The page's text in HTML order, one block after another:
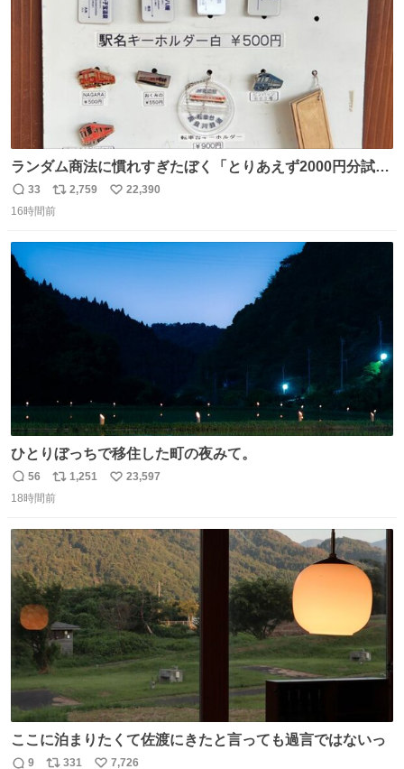
ランダム商法に慣れすぎたぼく「とりあえず2000円分試し
てみるか…」 駅員さん「どれが欲しいの？」 ぼく「えっ
良いんですか？」 駅員さん「何が…？？」 やっぱランダム
わ！！！！！！！！！！！！！！！！！！！！
返
信
33
リ
ポ
ト
2,759
い
数
22,390
16時間前
ひとりぼっちで移住した町の夜みて。
返
信
56
リ
ポ
ト
数
1,251
い
数
23,597
18時間前
ここに泊まりたくて佐渡にきたと言っても過言ではないっ
9 331 7,726